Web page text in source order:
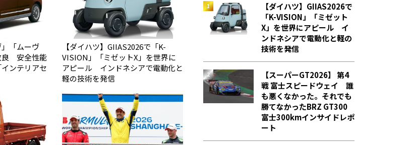
」「ムーヴ
良 安全性能
ンテリアセ
【ダイハツ】GIIAS2026で「K-
VISION」「ミゼットX」を世界に
アピール インドネシアで電動化と
軽の技術を発信
【ダイハツ】GIIAS2026で
「K-VISION」「ミゼット
X」を世界にアピール イ
ンドネシアで電動化と軽の
技術を発信
【スーパーGT2026】 第4
戦 富士スピードウェイ 誰
も悪くなかった。それでも
勝てなかった――BRZ GT300
富士300kmインサイドレポ
ート